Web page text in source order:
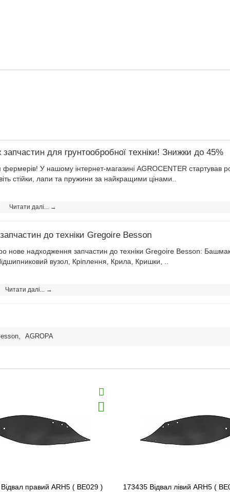
для грунтообробної техніки! Знижки до 45%
фермерів! У нашому інтернет-магазині AGROCENTER стартував
стійки, лапи та пружини за найкращими цінами..
Читати далі... →
до техніки Gregoire Besson
нове надходження запчастин до техніки Gregoire Besson:
вузол, Кріплення, Крила, Кришки, ..
Читати далі... →
, AGROPA
правий ARH5 ( BE029 )
173435 Відвал лівий ARH5 (